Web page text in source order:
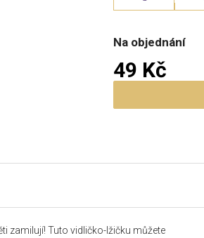
Na objednání
49 Kč
zamilují! Tuto vidličko-lžičku můžete